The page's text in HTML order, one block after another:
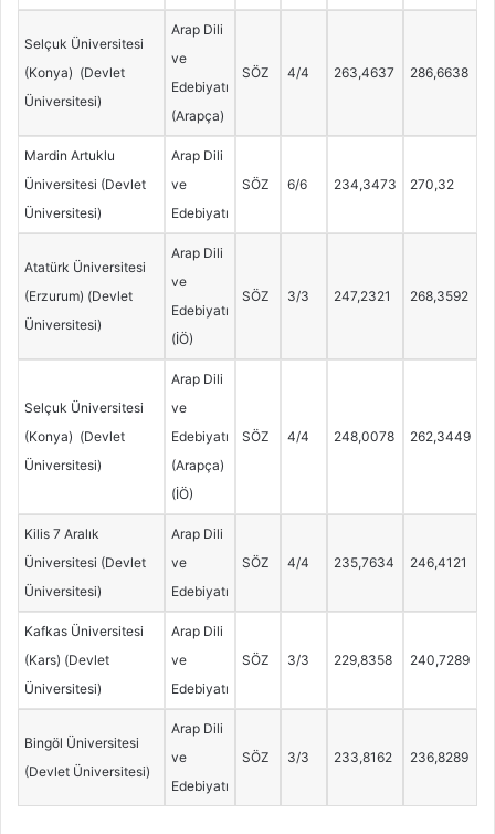
Selçuk Üniversitesi
(Konya) (Devlet
Üniversitesi)
Arap Dili
ve
Edebiyatı
(Arapça)
SÖZ 4/4 263,4637 286,6638
Mardin Artuklu
Üniversitesi (Devlet
Üniversitesi)
Arap Dili
ve
Edebiyatı
SÖZ 6/6 234,3473 270,32
Atatürk Üniversitesi
(Erzurum) (Devlet
Üniversitesi)
Arap Dili
ve
Edebiyatı
(İÖ)
SÖZ 3/3 247,2321 268,3592
Selçuk Üniversitesi
(Konya) (Devlet
Üniversitesi)
Arap Dili
ve
Edebiyatı
(Arapça)
(İÖ)
SÖZ 4/4 248,0078 262,3449
Kilis 7 Aralık
Üniversitesi (Devlet
Üniversitesi)
Arap Dili
ve
Edebiyatı
SÖZ 4/4 235,7634 246,4121
Kafkas Üniversitesi
(Kars) (Devlet
Üniversitesi)
Arap Dili
ve
Edebiyatı
SÖZ 3/3 229,8358 240,7289
Bingöl Üniversitesi
(Devlet Üniversitesi)
Arap Dili
ve
Edebiyatı
SÖZ 3/3 233,8162 236,8289